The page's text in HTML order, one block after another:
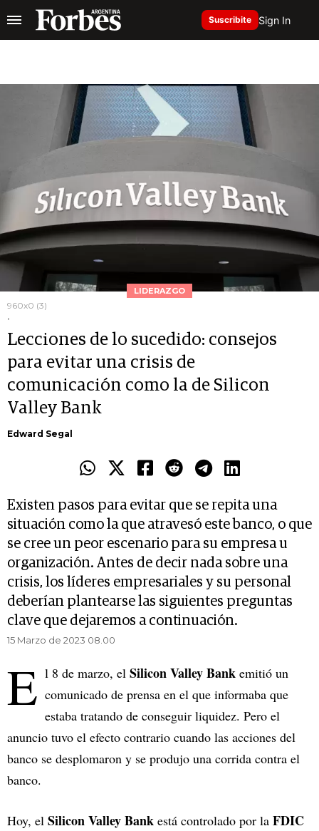
Suscribite Sign In
LIDERAZGO
960x0 (3)
.
Lecciones de lo sucedido: consejos
para evitar una crisis de
comunicación como la de Silicon
Valley Bank
Edward Segal
Existen pasos para evitar que se repita una
situación como la que atravesó este banco, o que
se cree un peor escenario para su empresa u
organización. Antes de decir nada sobre una
crisis, los líderes empresariales y su personal
deberían plantearse las siguientes preguntas
clave que dejaremos a continuación.
15 Marzo de 2023 08.00
E l 8 de marzo, el Silicon Valley Bank emitió un
comunicado de prensa en el que informaba que
estaba tratando de conseguir liquidez. Pero el
anuncio tuvo el efecto contrario cuando las acciones del
banco se desplomaron y se produjo una corrida contra el
banco.
Hoy, el Silicon Valley Bank está controlado por la FDIC